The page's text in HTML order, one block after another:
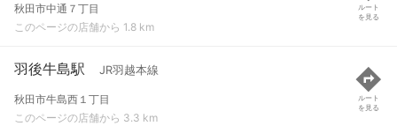
秋田市中通７丁目
このページの店舗から 1.8 km
ルート
を見る
羽後牛島駅 JR羽越本線
秋田市牛島西１丁目
このページの店舗から 3.3 km
ルート
を見る